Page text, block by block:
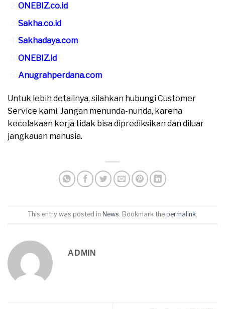
ONEBIZ.co.id
Sakha.co.id
Sakhadaya.com
ONEBIZ.id
Anugrahperdana.com
Untuk lebih detailnya, silahkan hubungi Customer
Service kami, Jangan menunda-nunda, karena
kecelakaan kerja tidak bisa diprediksikan dan diluar
jangkauan manusia.
This entry was posted in News. Bookmark the permalink.
ADMIN